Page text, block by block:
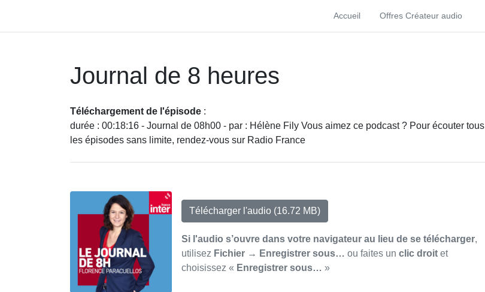
Accueil Offres Créateur audio
Journal de 8 heures
Téléchargement de l'épisode :
durée : 00:18:16 - Journal de 08h00 - par : Hélène Fily Vous aimez ce podcast ? Pour écouter tous
les épisodes sans limite, rendez-vous sur Radio France
Télécharger l'audio (16.72 MB)
Si l'audio s’ouvre dans votre navigateur au lieu de se télécharger,
utilisez Fichier → Enregistrer sous… ou faites un clic droit et
choisissez « Enregistrer sous… »